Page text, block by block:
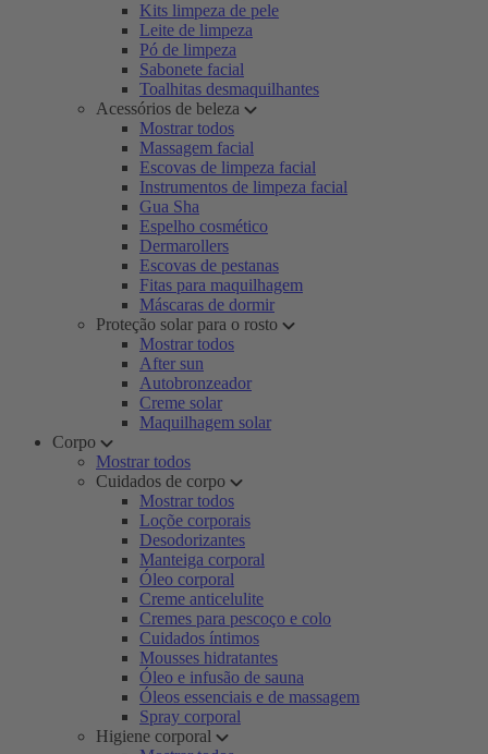
Kits limpeza de pele
Leite de limpeza
Pó de limpeza
Sabonete facial
Toalhitas desmaquilhantes
Acessórios de beleza
Mostrar todos
Massagem facial
Escovas de limpeza facial
Instrumentos de limpeza facial
Gua Sha
Espelho cosmético
Dermarollers
Escovas de pestanas
Fitas para maquilhagem
Máscaras de dormir
Proteção solar para o rosto
Mostrar todos
After sun
Autobronzeador
Creme solar
Maquilhagem solar
Corpo
Mostrar todos
Cuidados de corpo
Mostrar todos
Loçõe corporais
Desodorizantes
Manteiga corporal
Óleo corporal
Creme anticelulite
Cremes para pescoço e colo
Cuidados íntimos
Mousses hidratantes
Óleo e infusão de sauna
Óleos essenciais e de massagem
Spray corporal
Higiene corporal